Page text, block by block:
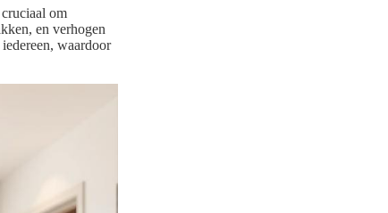
om
en verhogen
waardoor